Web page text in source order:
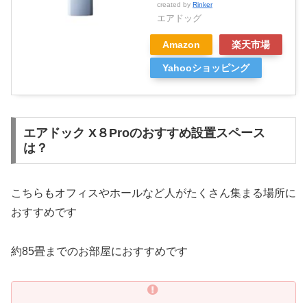
created by Rinker
エアドッグ
Amazon 楽天市場
Yahooショッピング
エアドック X８Proのおすすめ設置スペース
は？
こちらもオフィスやホールなど人がたくさん集まる場所に
おすすめです
約85畳までのお部屋におすすめです